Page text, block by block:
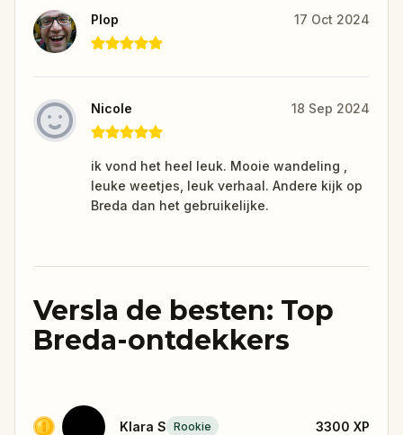
Plop 17 Oct 2024
Nicole 18 Sep 2024
ik vond het heel leuk. Mooie wandeling ,
leuke weetjes, leuk verhaal. Andere kijk op
Breda dan het gebruikelijke.
Versla de besten: Top
Breda-ontdekkers
Klara S Rookie 3300 XP